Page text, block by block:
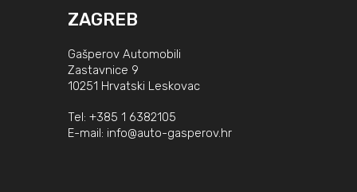
ZAGREB
Gašperov Automobili
Zastavnice 9
10251 Hrvatski Leskovac
Tel: +385 1 6382105
E-mail: info@auto-gasperov.hr